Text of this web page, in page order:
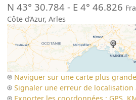
N 43° 30.784 - E 4° 46.826
Côte d’Azur,Arles
Naviguer sur une carte plus grande
Signaler une erreur de localisation